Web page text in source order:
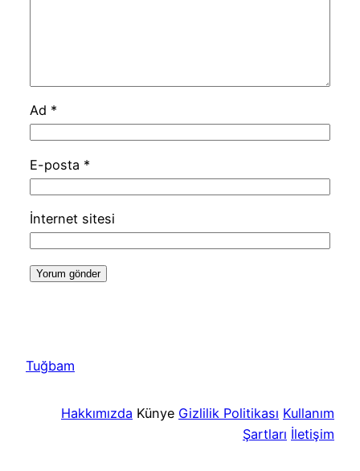
Ad *
E-posta *
İnternet sitesi
Tuğbam
Hakkımızda Künye Gizlilik Politikası Kullanım
Şartları İletişim